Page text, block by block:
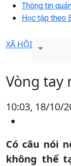
Thông tin
Học tập theo
XÃ HỘI
Vòng tay
10:03, 18/10/
Có câu nói
không thể